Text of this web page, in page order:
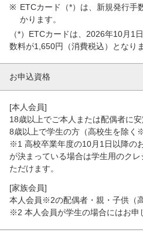
ETCカード（*）は、新規発行手
かります。
（*）ETCカードは、2026年10月1
数料が1,650円（消費税込）となりま
お申込資格
[本人会員]
18歳以上でご本人または配偶者に
8歳以上で学生の方（高校生を除く
※1 高校卒業年度の10月1日以降の
が決まっている場合は学生用のク
ただけます。
[家族会員]
本人会員※2の配偶者・親・子供（
※2 本人会員が学生の場合にはお申